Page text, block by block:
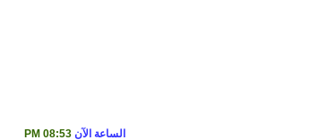
الساعة الآن08:53 PM